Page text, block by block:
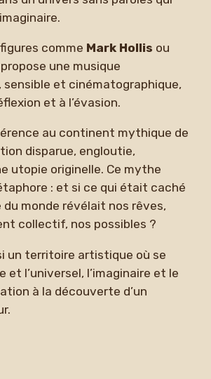
comme Mark Hollis ou
propose une musique
et cinématographique,
et à l’évasion.
au continent mythique de
disparue, engloutie,
utopie originelle. Ce mythe
: et si ce qui était caché
monde révélait nos rêves,
collectif, nos possibles ?
un territoire artistique où se
et l’universel, l’imaginaire et le
à la découverte d’un